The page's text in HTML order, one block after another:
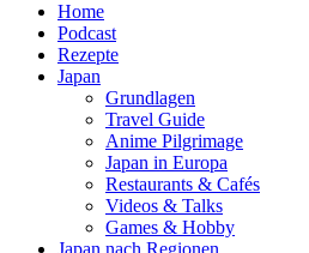
Home
Podcast
Rezepte
Japan
Grundlagen
Travel Guide
Anime Pilgrimage
Japan in Europa
Restaurants & Cafés
Videos & Talks
Games & Hobby